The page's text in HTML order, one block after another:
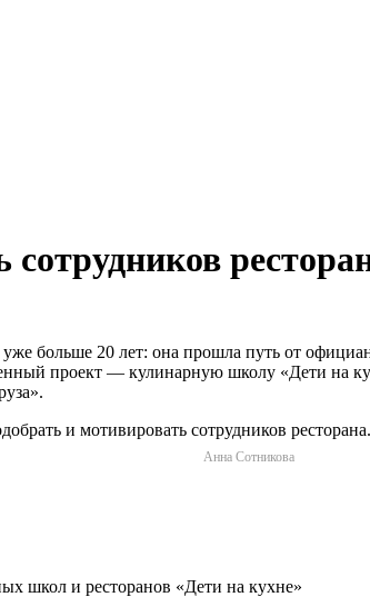
сотрудников
больше 20 лет: она прошла путь от
проект — кулинарную школу «Дети на
Анна Сотникова
школ и ресторанов «Дети на кухне»